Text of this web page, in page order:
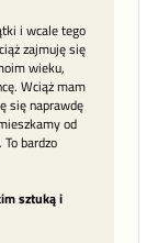
i wcale tego
zajmuję się
wieku,
Wciąż mam
się naprawdę
od
bardzo
sztuką i